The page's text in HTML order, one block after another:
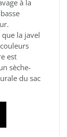
à la
la javel
est
sèche-
du sac